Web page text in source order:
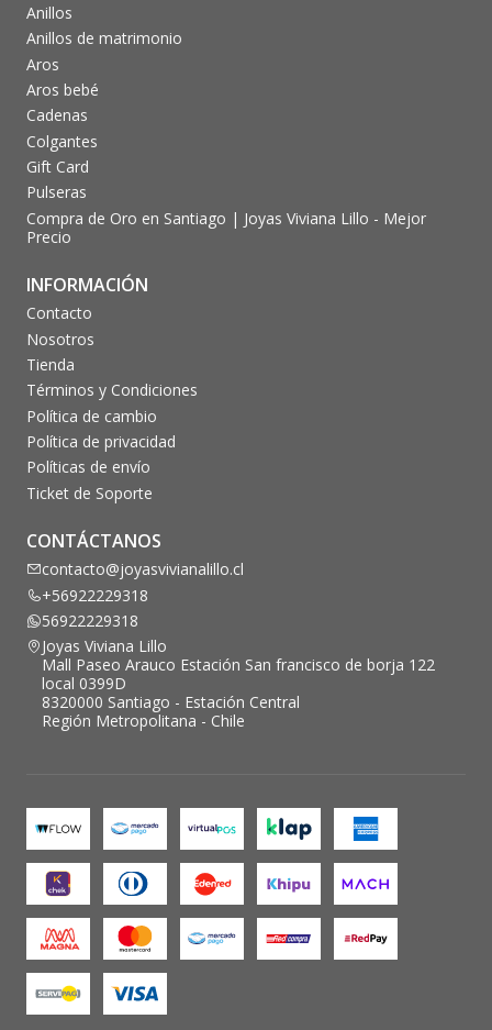
Anillos
Anillos de matrimonio
Aros
Aros bebé
Cadenas
Colgantes
Gift Card
Pulseras
Compra de Oro en Santiago | Joyas Viviana Lillo - Mejor
Precio
INFORMACIÓN
Contacto
Nosotros
Tienda
Términos y Condiciones
Política de cambio
Política de privacidad
Políticas de envío
Ticket de Soporte
CONTÁCTANOS
contacto@joyasvivianalillo.cl
+56922229318
56922229318
Joyas Viviana Lillo
Mall Paseo Arauco Estación San francisco de borja 122
local 0399D
8320000 Santiago - Estación Central
Región Metropolitana - Chile